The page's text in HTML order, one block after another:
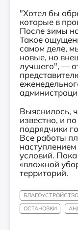
"Хотел бы
которые в
После зимы
Такое
самом деле,
новые, но
лучшего", —
Выяснилось,
известно, и
подрядчики
Все работы
условий.
«влажной
территорий.
БЛАГОУСТРОЙСТВО
ОСТАНОВКИ